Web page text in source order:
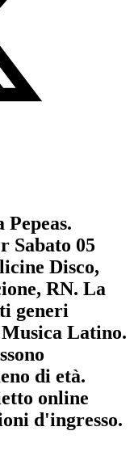
Pepeas.
Sabato 05
Disco,
RN. La
generi
Musica Latino.
di età.
online
d'ingresso.